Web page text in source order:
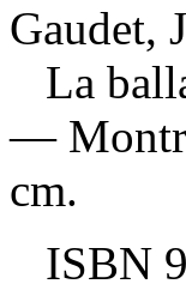
Gaudet,
La
—
cm.
ISBN